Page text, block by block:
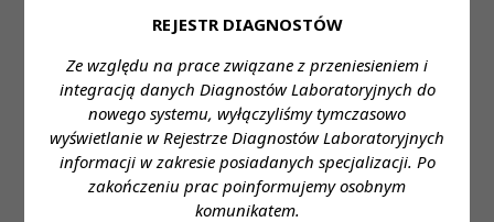
REJESTR DIAGNOSTÓW
Ze względu na prace związane z przeniesieniem i
integracją danych Diagnostów Laboratoryjnych do
nowego systemu, wyłączyliśmy tymczasowo
wyświetlanie w Rejestrze Diagnostów Laboratoryjnych
informacji w zakresie posiadanych specjalizacji. Po
zakończeniu prac poinformujemy osobnym
komunikatem.
Imię i nazwisko:Katarzyna Korolko
laboratorium@szpitalwysmaz.pl,
sekretariat@szpitalwysmaz.pl